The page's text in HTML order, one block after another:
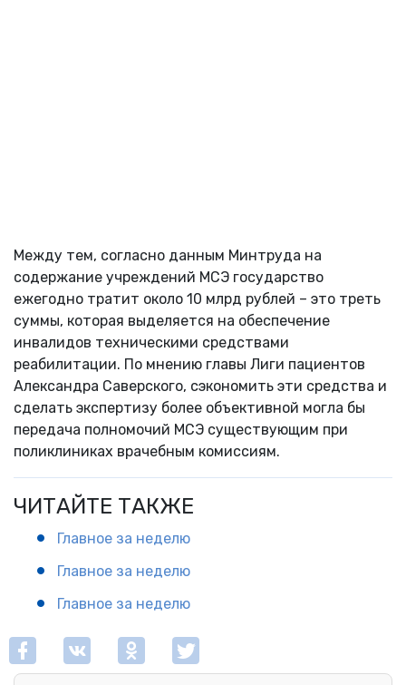
Между тем, согласно данным Минтруда на
содержание учреждений МСЭ государство
ежегодно тратит около 10 млрд рублей – это треть
суммы, которая выделяется на обеспечение
инвалидов техническими средствами
реабилитации. По мнению главы Лиги пациентов
Александра Саверского, сэкономить эти средства и
сделать экспертизу более объективной могла бы
передача полномочий МСЭ существующим при
поликлиниках врачебным комиссиям.
ЧИТАЙТЕ ТАКЖЕ
Главное за неделю
Главное за неделю
Главное за неделю